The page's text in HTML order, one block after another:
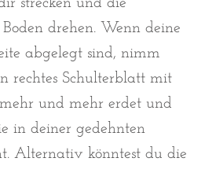
strecken und die
drehen. Wenn deine
abgelegt sind, nimm
rechtes Schulterblatt mit
und mehr erdet und
in deiner gedehnten
Alternativ könntest du die